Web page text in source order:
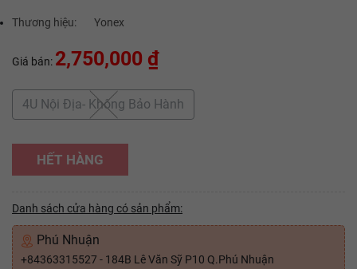
Thương hiệu: Yonex
Giá bán: 2,750,000 ₫
4U Nội Địa- Không Bảo Hành
HẾT HÀNG
Danh sách cửa hàng có sản phẩm:
Phú Nhuận
+84363315527 - 184B Lê Văn Sỹ P10 Q.Phú Nhuận